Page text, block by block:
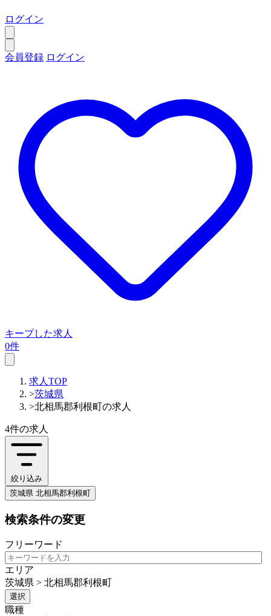
ログイン
会員登録 ログイン
キープした求人
0件
求人TOP
>茨城県
>北相馬郡利根町の求人
4件の求人
絞り込み
茨城県 北相馬郡利根町
検索条件の変更
フリーワード
エリア
茨城県 > 北相馬郡利根町
選択
職種